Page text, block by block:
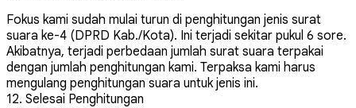
Fokus kami sudah mulai turun di penghitungan jenis surat
suara ke-4 (DPRD Kab./Kota). Ini terjadi sekitar pukul 6 sore.
Akibatnya, terjadi perbedaan jumlah surat suara terpakai
dengan jumlah penghitungan kami. Terpaksa kami harus
mengulang penghitungan suara untuk jenis ini.
12. Selesai Penghitungan